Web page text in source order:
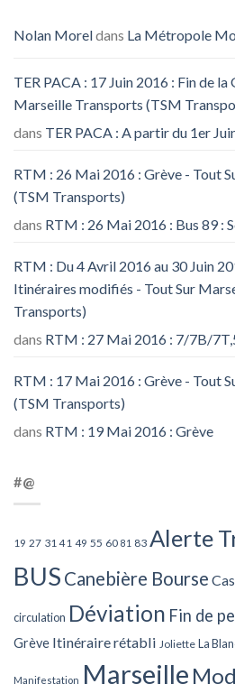
Nolan Moreldans La Métropole
TER PACA : 17 Juin 2016 : Fin de la
Marseille Transports (TSM
dans TER PACA : A partir du 1er
RTM : 26 Mai 2016 : Grève - Tout
(TSM Transports)
dans RTM : 26 Mai 2016 : Bus 89 :
RTM : Du 4 Avril 2016 au 30 Juin
Itinéraires modifiés - Tout Sur
Transports)
dans RTM : 27 Mai 2016 : 7/7B/
RTM : 17 Mai 2016 : Grève - Tout
(TSM Transports)
dans RTM : 19 Mai 2016 : Grève
#@
19 27 31 41 49 55 60 81 83 Alerte
BUS Canebière Bourse
circulation Déviation Fin de
Grève Itinéraire rétabli Joliette La
Manifestation Marseille